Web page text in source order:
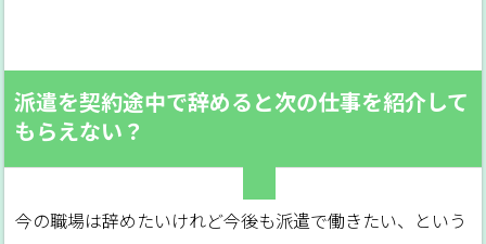
派遣を契約途中で辞めると次の仕事を紹介して
もらえない？
今の職場は辞めたいけれど今後も派遣で働きたい、という